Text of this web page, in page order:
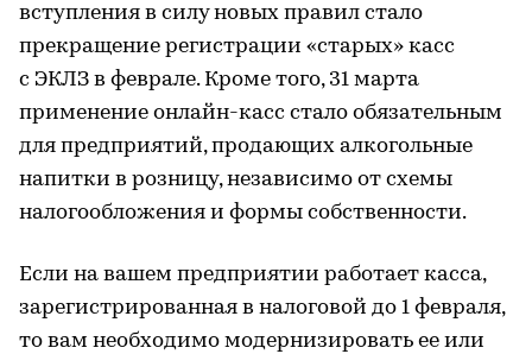
вступления в силу новых правил стало
прекращение регистрации «старых» касс
с ЭКЛЗ в феврале. Кроме того, 31 марта
применение онлайн-касс стало обязательным
для предприятий, продающих алкогольные
напитки в розницу, независимо от схемы
налогообложения и формы собственности.
Если на вашем предприятии работает касса,
зарегистрированная в налоговой до 1 февраля,
то вам необходимо модернизировать ее или